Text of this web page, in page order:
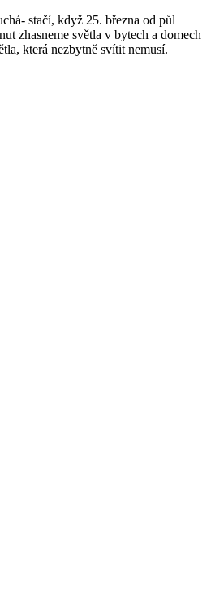
stačí, když 25. března od půl
zhasneme světla v bytech a domech
která nezbytně svítit nemusí.